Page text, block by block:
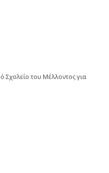
Σχολείο του Μέλλοντος για